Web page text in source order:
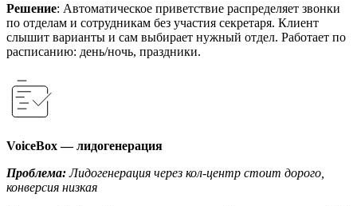
Решение: Автоматическое приветствие распределяет звонки
по отделам и сотрудникам без участия секретаря. Клиент
слышит варианты и сам выбирает нужный отдел. Работает по
расписанию: день/ночь, праздники.
VoiceBox — лидогенерация
Проблема:Лидогенерация через кол-центр стоит дорого,
конверсия низкая